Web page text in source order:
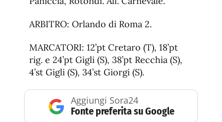
ARBITRO: Orlando di Roma 2.
MARCATORI: 12’pt Cretaro (T), 18’pt
rig. e 24’pt Gigli (S), 38’pt Recchia (S),
4’st Gigli (S), 34’st Giorgi (S).
Aggiungi Sora24
Fonte preferita su Google